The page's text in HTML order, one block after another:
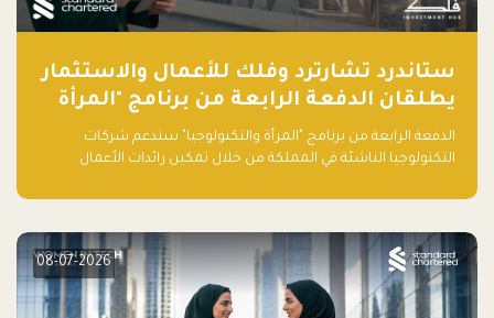
ستاندرد تشارترد وفلك للأعمال والاستثمار
يطلقان الدفعة الرابعة من برنامج "المرأة
والتكنولوجيا" لعام 2026 في المملكة
العربية السعودية
الدفعة الرابعة من برنامج "المرأة والتكنولوجيا" ستدعم شركات
التكنولوجيا الناشئة في المملكة من خلال تمكين رائدات الأعمال
08-07-2026